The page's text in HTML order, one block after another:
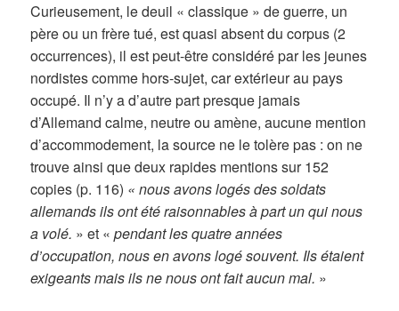
Curieusement, le deuil « classique » de guerre, un
père ou un frère tué, est quasi absent du corpus (2
occurrences), il est peut-être considéré par les jeunes
nordistes comme hors-sujet, car extérieur au pays
occupé. Il n’y a d’autre part presque jamais
d’Allemand calme, neutre ou amène, aucune mention
d’accommodement, la source ne le tolère pas : on ne
trouve ainsi que deux rapides mentions sur 152
copies (p. 116) « nous avons logés des soldats
allemands ils ont été raisonnables à part un qui nous
a volé. » et «pendant les quatre années
d’occupation, nous en avons logé souvent. Ils étaient
exigeants mais ils ne nous ont fait aucun mal. »